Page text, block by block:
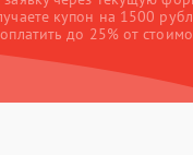
купон на 1500
до 25% от